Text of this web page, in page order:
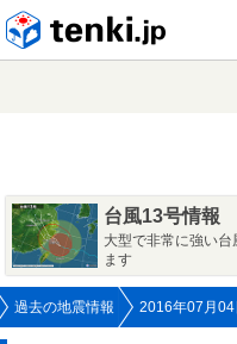
台風13号情報
大型で非常に強い
ます
過去の地震情報 2016年07月04